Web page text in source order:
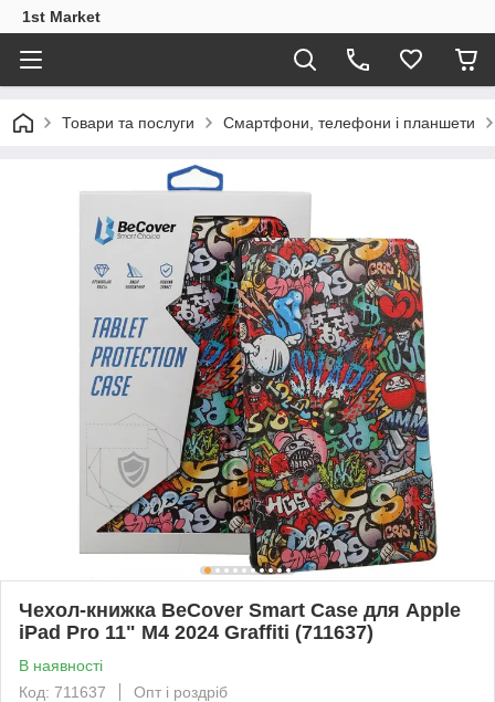
1st Market
Товари та послуги Смартфони, телефони і планшети
Чeхол-книжка BeCover Smart Case для Apple
iPad Pro 11" M4 2024 Graffiti (711637)
В наявності
Код: 711637
Опт і роздріб